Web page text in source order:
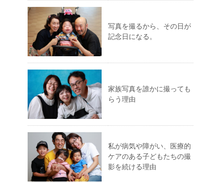
写真を撮るから、その日が
記念日になる。
家族写真を誰かに撮っても
らう理由
私が病気や障がい、医療的
ケアのある子どもたちの撮
影を続ける理由